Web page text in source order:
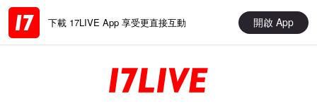
下載 17LIVE App 享受更直接互動 開啟 App